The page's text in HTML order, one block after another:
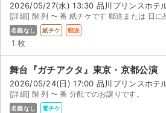
2026/05/27(水) 13:30 品川プリンスホテ
名義なし 紙チケ 郵送
1 枚
舞台『ガチアクタ』東京・京都公演
2026/05/24(日) 17:00 品川プリンスホテ
[詳細] 階 列 〜 番 分配でのお譲りです。
名義なし 電チケ